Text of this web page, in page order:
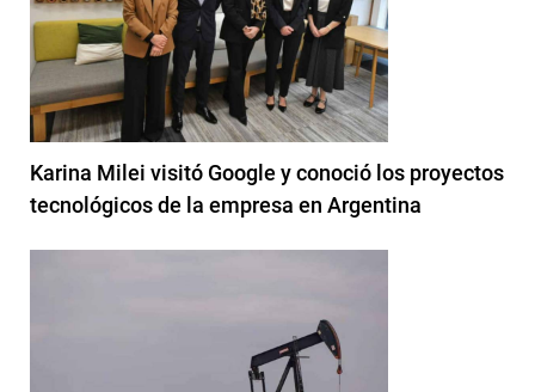
Karina Milei visitó Google y conoció los proyectos
tecnológicos de la empresa en Argentina